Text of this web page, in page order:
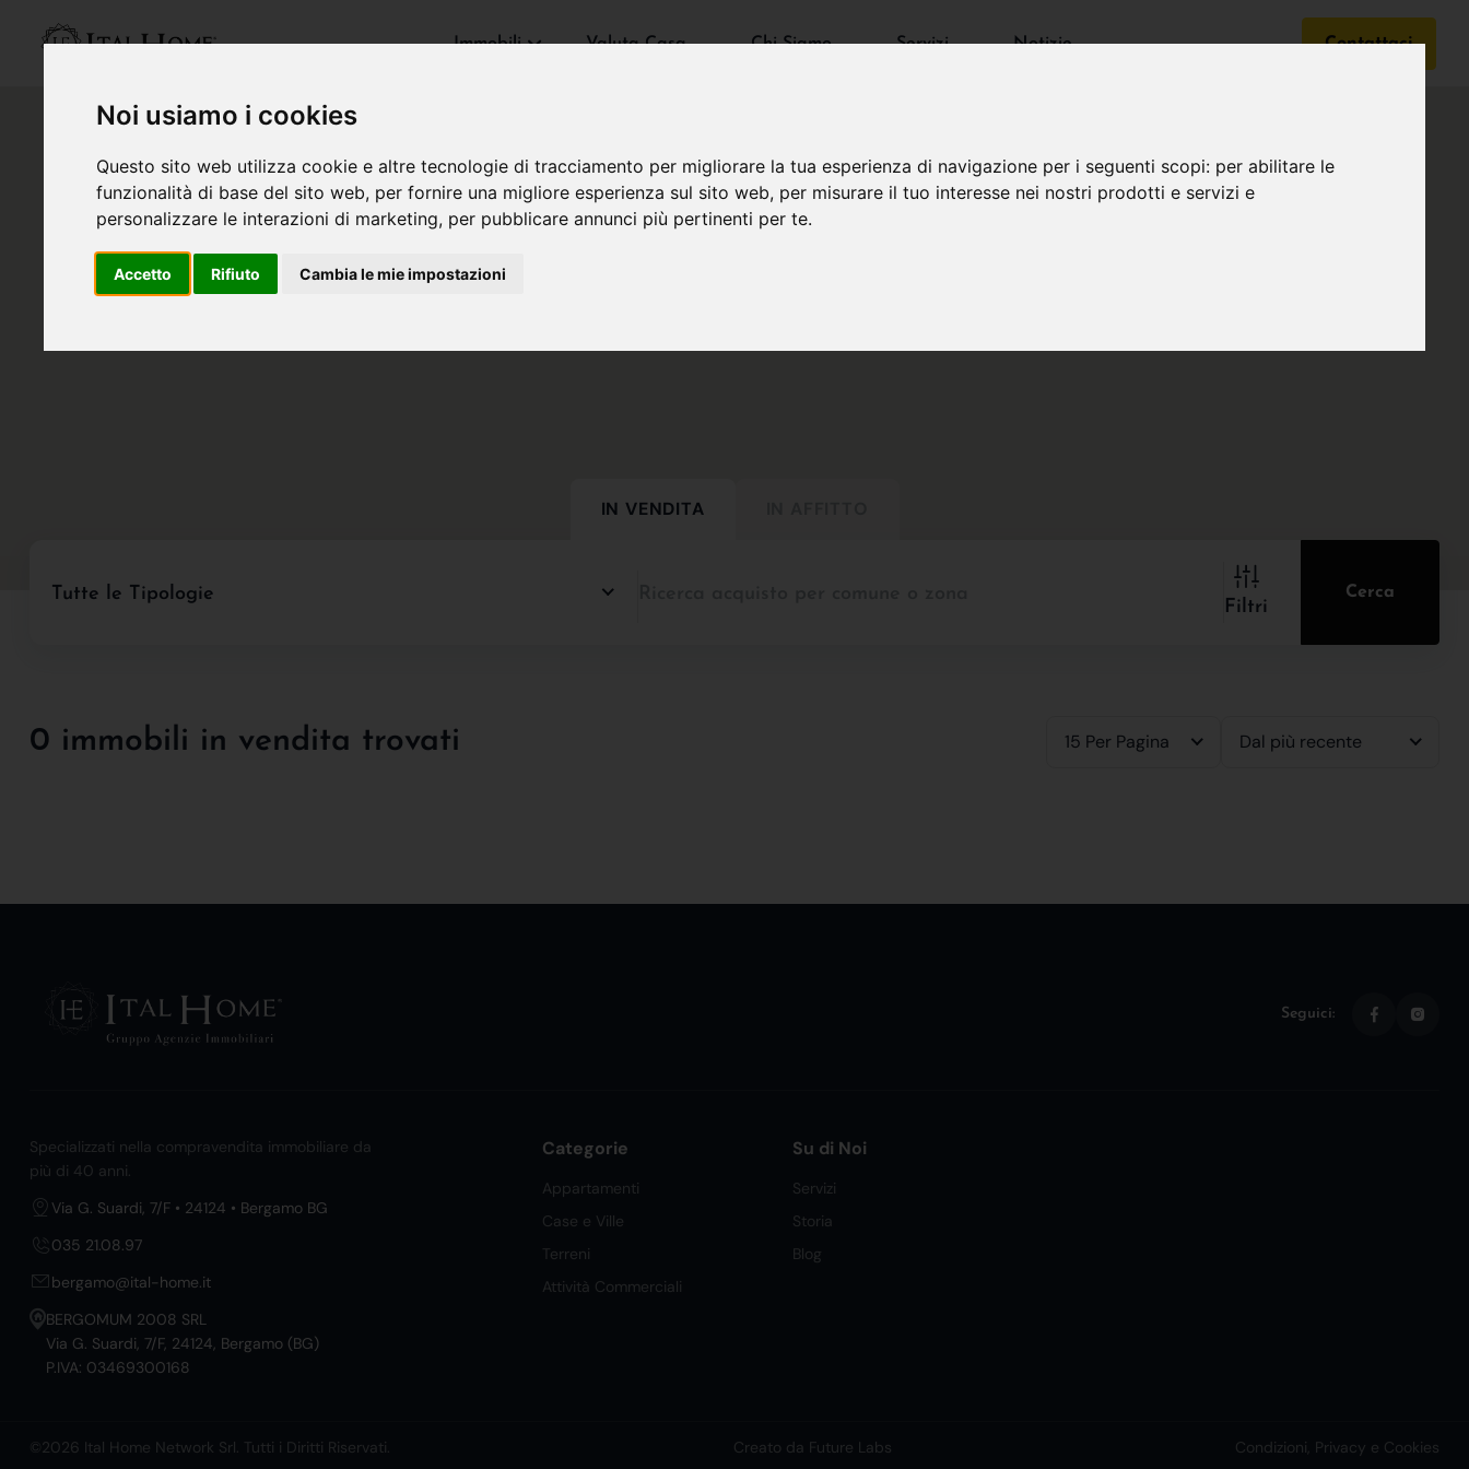
Noi usiamo i cookies
Questo sito web utilizza cookie e altre tecnologie di tracciamento per migliorare la tua esperienza di navigazione per i seguenti scopi: per abilitare le
funzionalità di base del sito web, per fornire una migliore esperienza sul sito web, per misurare il tuo interesse nei nostri prodotti e servizi e
personalizzare le interazioni di marketing, per pubblicare annunci più pertinenti per te.
Accetto Rifiuto Cambia le mie impostazioni
Immobili Valuta Casa Chi Siamo Servizi Notizie Contattaci
IN VENDITA
Tutte le Tipologie
Filtri
Cerca
0 immobili in vendita trovati 15 Per Pagina Dal più recente
Seguici:
Specializzati nella compravendita immobiliare da
più di 40 anni.
Via G. Suardi, 7/F • 24124 • Bergamo BG
035 21.08.97
bergamo@ital-home.it
BERGOMUM 2008 SRL
Via G. Suardi, 7/F, 24124, Bergamo (BG)
P.IVA: 03469300168
Categorie
Appartamenti
Case e Ville
Terreni
Attività Commerciali
Su di Noi
Servizi
Storia
Blog
©2026 Ital Home Network Srl. Tutti i Diritti Riservati. Creato da Future Labs Condizioni, Privacy e Cookies